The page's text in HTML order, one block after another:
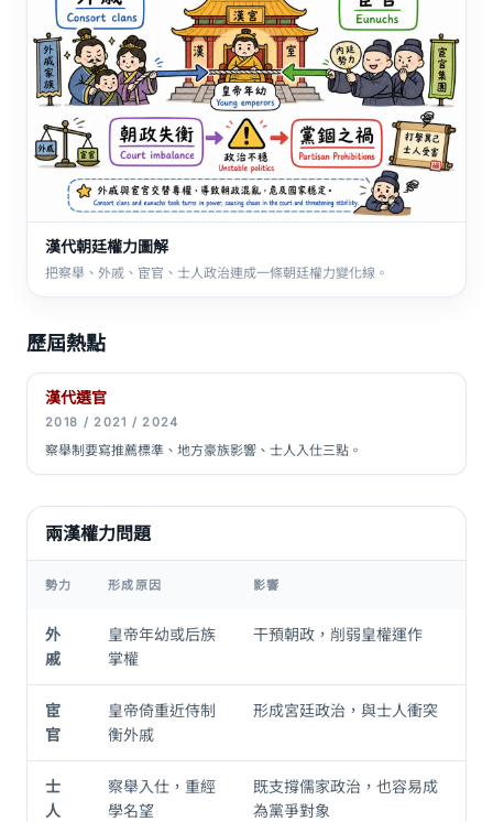
漢代朝廷權力圖解
把察舉、外戚、宦官、士人政治連成一條朝廷權力變化線。
歷屆熱點
漢代選官
2018 / 2021 / 2024
察舉制要寫推薦標準、地方豪族影響、士人入仕三點。
兩漢權力問題
勢力 形成原因 影響
外
戚
皇帝年幼或后族
掌權
干預朝政，削弱皇權運作
宦
官
皇帝倚重近侍制
衡外戚
形成宮廷政治，與士人衝突
士
人
察舉入仕，重經
學名望
既支撐儒家政治，也容易成
為黨爭對象